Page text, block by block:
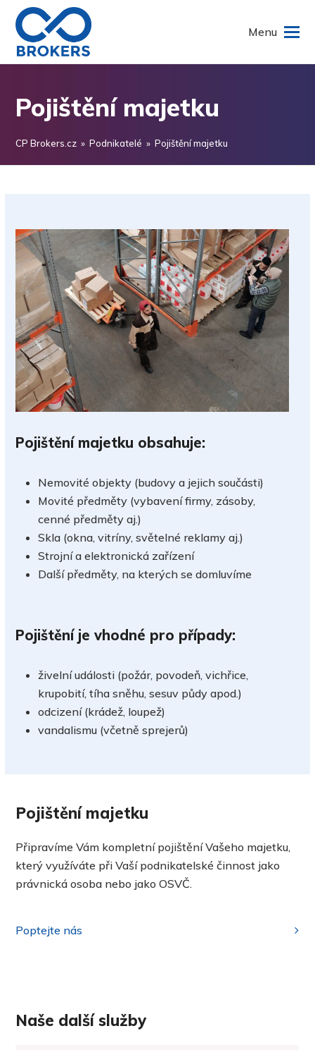
Menu
Pojištění majetku
CP Brokers.cz » Podnikatelé » Pojištění majetku
Pojištění majetku obsahuje:
Nemovité objekty (budovy a jejich součásti)
Movité předměty (vybavení firmy, zásoby,
cenné předměty aj.)
Skla (okna, vitríny, světelné reklamy aj.)
Strojní a elektronická zařízení
Další předměty, na kterých se domluvíme
Pojištění je vhodné pro případy:
živelní události (požár, povodeň, vichřice,
krupobití, tíha sněhu, sesuv půdy apod.)
odcizení (krádež, loupež)
vandalismu (včetně sprejerů)
Pojištění majetku
Připravíme Vám kompletní pojištění Vašeho majetku,
který využíváte při Vaší podnikatelské činnost jako
právnická osoba nebo jako OSVČ.
Poptejte nás
Naše další služby